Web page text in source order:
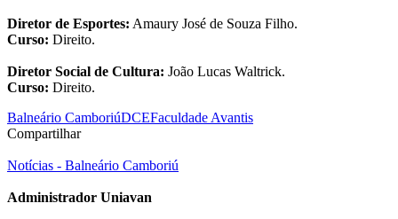
Diretor de Esportes: Amaury José de Souza Filho.
Curso: Direito.
Diretor Social de Cultura: João Lucas Waltrick.
Curso: Direito.
Balneário CamboriúDCEFaculdade Avantis
Compartilhar
Notícias - Balneário Camboriú
Administrador Uniavan